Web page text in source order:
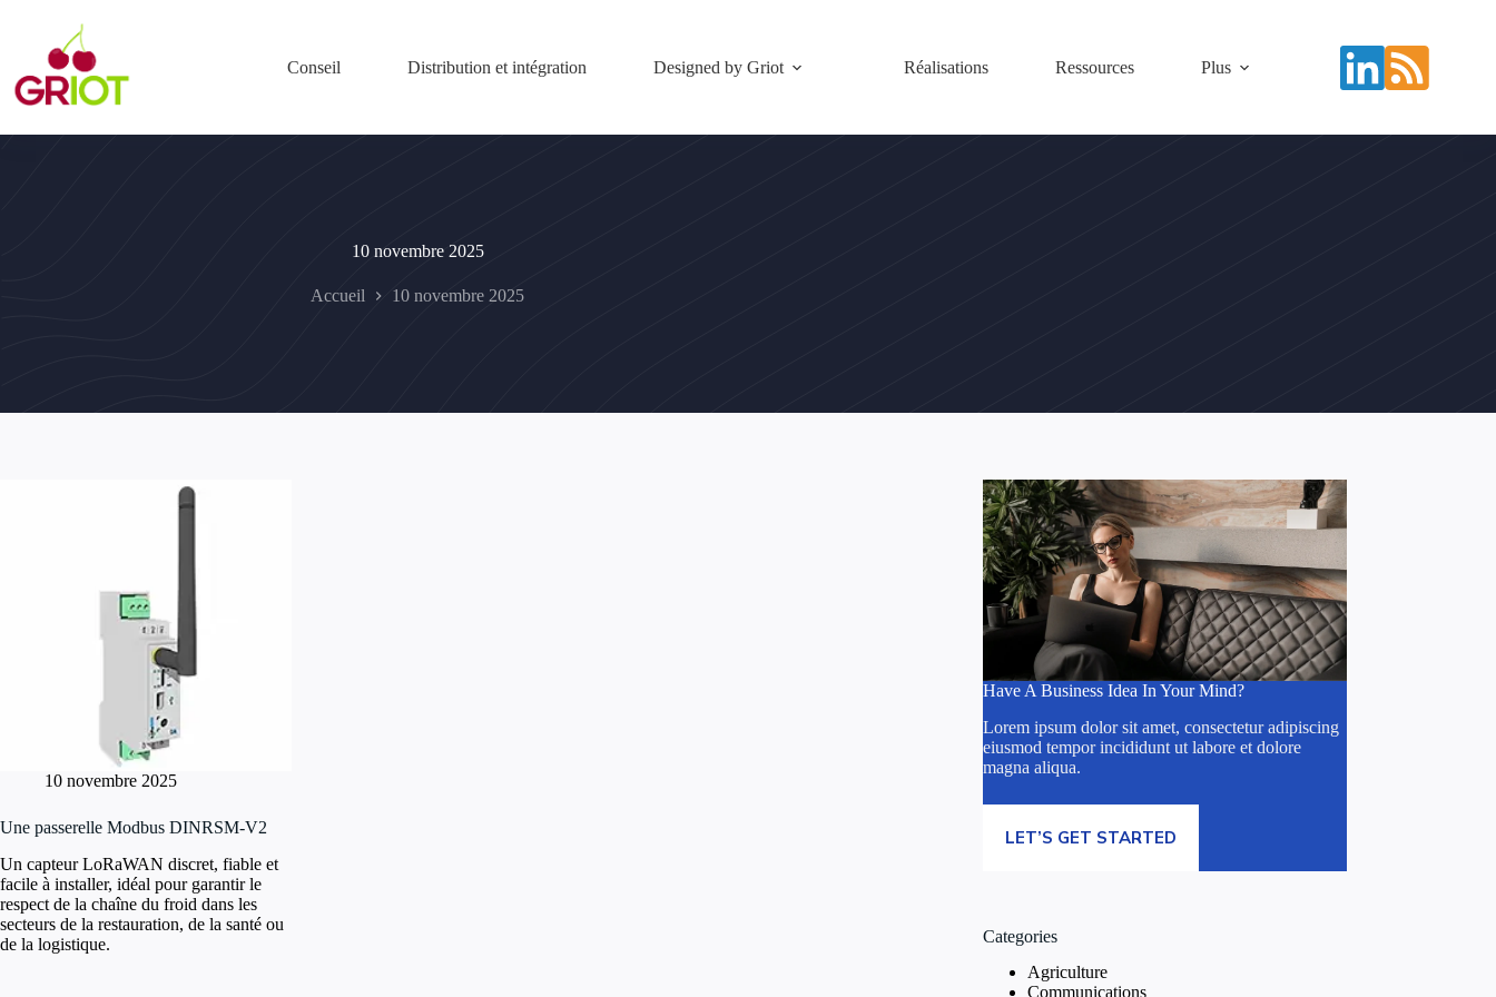
contenu
Conseil
Distribution et intégration Designed by Griot Réalisations Ressources Plus
10 novembre 2025
Accueil 10 novembre 2025
10 novembre 2025
Une passerelle Modbus DINRSM-V2
Un capteur LoRaWAN discret, fiable et
facile à installer, idéal pour garantir le
respect de la chaîne du froid dans les
secteurs de la restauration, de la santé ou
de la logistique.
Have A Business Idea In Your Mind?
Lorem ipsum dolor sit amet, consectetur adipiscing
eiusmod tempor incididunt ut labore et dolore
magna aliqua.
LET’S GET STARTED
Categories
Agriculture
Communications